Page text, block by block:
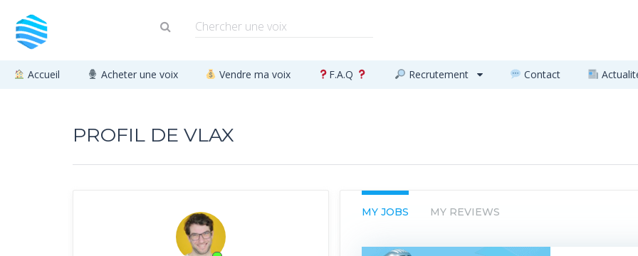
Accueil Acheter une voix Vendre ma voix F.A.Q Recrutement Contact
PROFIL DE VLAX
MY JOBS MY REVIEWS